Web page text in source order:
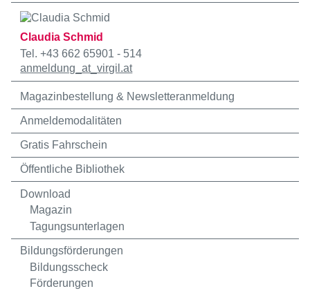
Claudia Schmid
Tel. +43 662 65901 - 514
anmeldung _at_virgil.at
Magazinbestellung & Newsletteranmeldung
Anmeldemodalitäten
Gratis Fahrschein
Öffentliche Bibliothek
Download
Magazin
Tagungsunterlagen
Bildungsförderungen
Bildungsscheck
Förderungen